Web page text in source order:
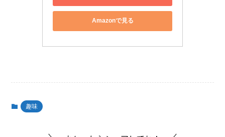
Amazonで見る
趣味